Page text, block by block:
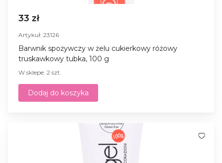
33 zł
Artykuł: 23126
Barwnik spożywczy w żelu cukierkowy różowy
truskawkowy tubka, 100 g
W sklepe: 2 szt.
Dodaj do koszyka